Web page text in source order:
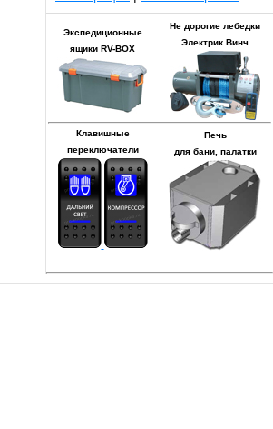
Экспедиционные
ящики RV-BOX
Не дорогие лебедки
Электрик Винч
Клавишные
переключатели
Печь
для бани, палатки